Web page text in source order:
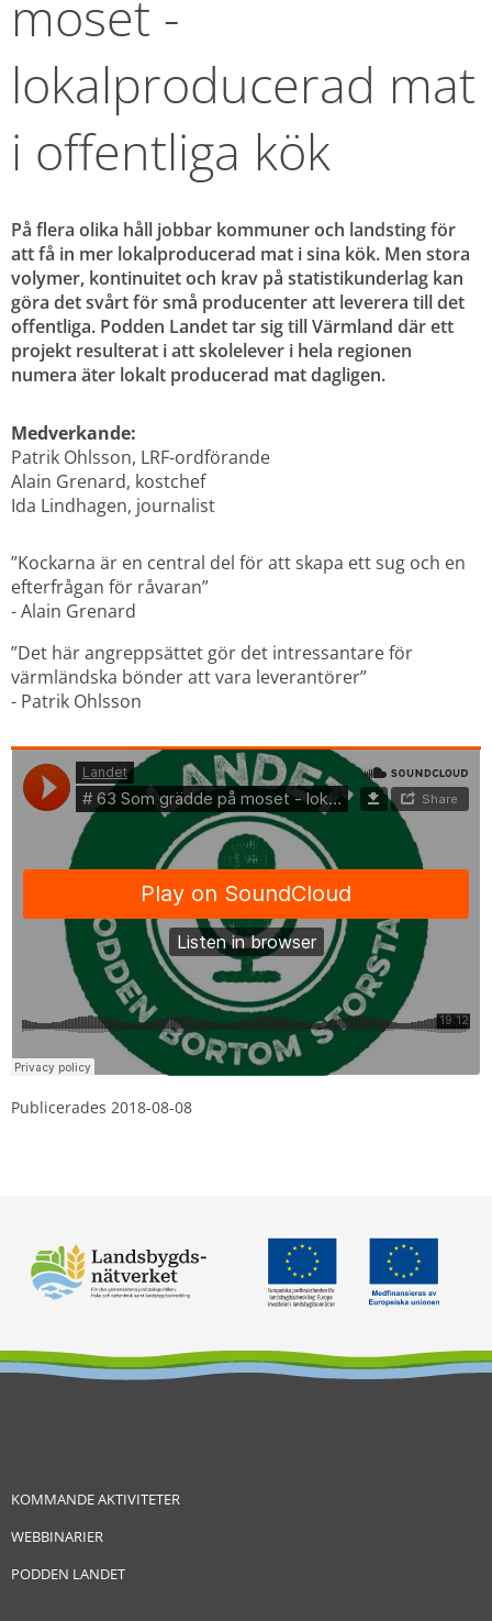
moset -
lokalproducerad mat
i offentliga kök
På flera olika håll jobbar kommuner och landsting för
att få in mer lokalproducerad mat i sina kök. Men stora
volymer, kontinuitet och krav på statistikunderlag kan
göra det svårt för små producenter att leverera till det
offentliga. Podden Landet tar sig till Värmland där ett
projekt resulterat i att skolelever i hela regionen
numera äter lokalt producerad mat dagligen.
Medverkande:
Patrik Ohlsson, LRF-ordförande
Alain Grenard, kostchef
Ida Lindhagen, journalist
”Kockarna är en central del för att skapa ett sug och en
efterfrågan för råvaran”
- Alain Grenard
”Det här angreppsättet gör det intressantare för
värmländska bönder att vara leverantörer”
- Patrik Ohlsson
Publicerades 2018-08-08
KOMMANDE AKTIVITETER
WEBBINARIER
PODDEN LANDET